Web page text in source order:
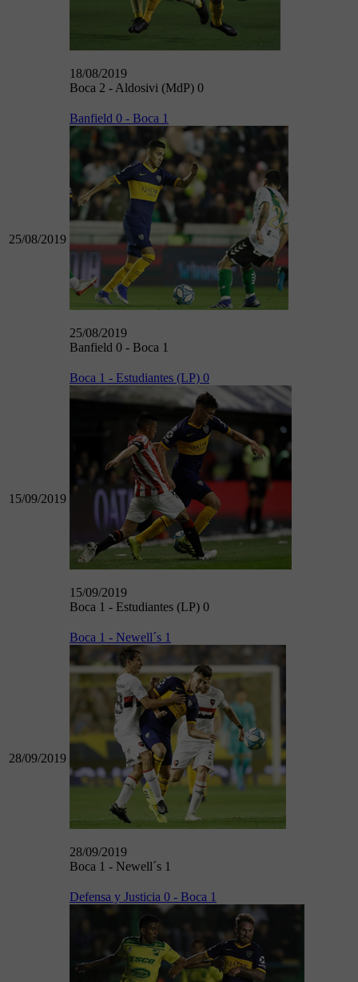
18/08/2019
Boca 2 - Aldosivi (MdP) 0
25/08/2019
Banfield 0 - Boca 1
25/08/2019
Banfield 0 - Boca 1
15/09/2019
Boca 1 - Estudiantes (LP) 0
15/09/2019
Boca 1 - Estudiantes (LP) 0
28/09/2019
Boca 1 - Newell´s 1
28/09/2019
Boca 1 - Newell´s 1
Defensa y Justicia 0 - Boca 1